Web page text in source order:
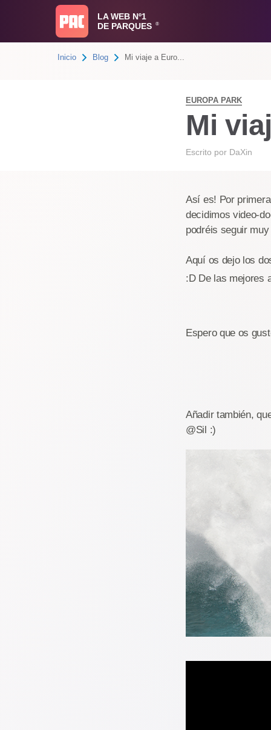
LA WEB Nº1
DE PARQUES
®
Inicio Blog Mi viaje a Euro...
EUROPA PARK
Mi
Escrito por DaXin
Así es! Por
decidimos video-
podréis seguir
Aquí os dejo los
:D De las mejores
Espero que os
Añadir también,
@Sil :)